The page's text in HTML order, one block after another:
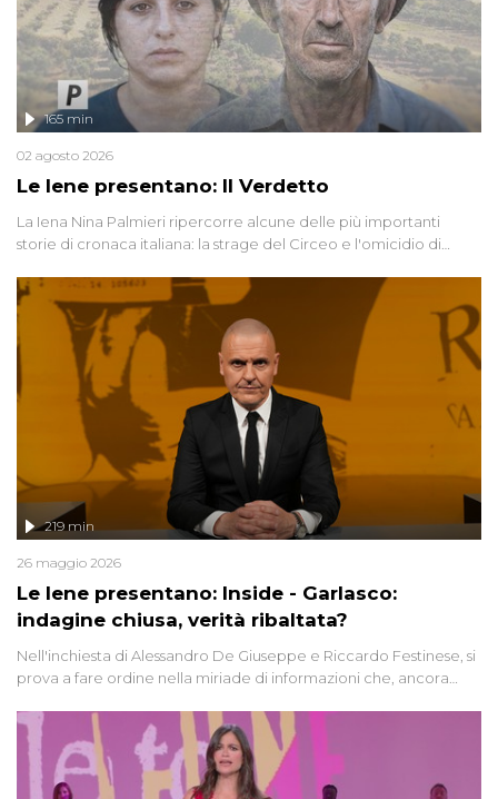
Le Iene presentano: Il Verdetto
165 min
02 agosto 2026
La Iena Nina Palmieri ripercorre alcune delle più importanti
storie di cronaca italiana: la strage del Circeo e l'omicidio di
Le Iene presentano: Inside - Garlasco:
indagine chiusa, verità ribaltata?
219 min
26 maggio 2026
Nell'inchiesta di Alessandro De Giuseppe e Riccardo Festinese, si
prova a fare ordine nella miriade di informazioni che, ancora
giudiziarie più discusse degli ultimi anni. Lo speciale ricostruisce la
vicenda mettendo in fila testimonianze, errori, dettagli
controversi e i protagonisti di un'indagine che sembra non avere
fine.